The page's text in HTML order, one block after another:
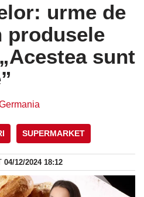
urme de
produsele
sunt
SUPERMARKET
04/12/2024 18:12